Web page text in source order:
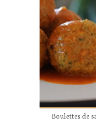
Boulettes de